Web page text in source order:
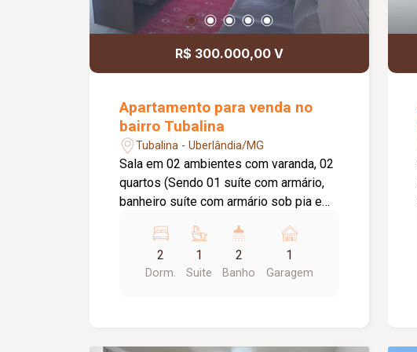
R$ 300.000,00 V
Apartamento para venda no
bairro Tubalina
Tubalina - Uberlândia/MG
Sala em 02 ambientes com varanda, 02
quartos (Sendo 01 suíte com armário,
banheiro suíte com armário sob pia e
armário e box em Blindex), Cozinha
(Com armário), Lavanderia (Com armário
sob pia) e 01 vaga de
2
Dorm.
1
Suite
2
Banho
1
Garagem